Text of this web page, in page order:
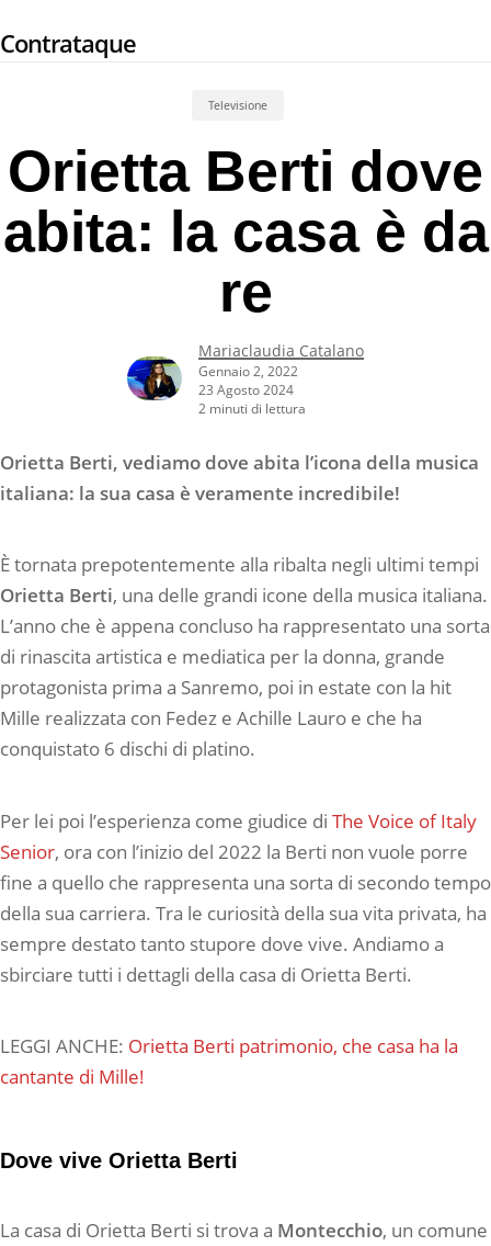
to
Contrataque
Televisione
Orietta Berti dove
abita: la casa è da
re
Mariaclaudia Catalano
Gennaio 2, 2022
23 Agosto 2024
2 minuti di lettura
Orietta Berti, vediamo dove abita l’icona della musica
italiana: la sua casa è veramente incredibile!
È tornata prepotentemente alla ribalta negli ultimi tempi
Orietta Berti, una delle grandi icone della musica italiana.
L’anno che è appena concluso ha rappresentato una sorta
di rinascita artistica e mediatica per la donna, grande
protagonista prima a Sanremo, poi in estate con la hit
Mille realizzata con Fedez e Achille Lauro e che ha
conquistato 6 dischi di platino.
Per lei poi l’esperienza come giudice di The Voice of Italy
Senior, ora con l’inizio del 2022 la Berti non vuole porre
fine a quello che rappresenta una sorta di secondo tempo
della sua carriera. Tra le curiosità della sua vita privata, ha
sempre destato tanto stupore dove vive. Andiamo a
sbirciare tutti i dettagli della casa di Orietta Berti.
LEGGI ANCHE: Orietta Berti patrimonio, che casa ha la
cantante di Mille!
Dove vive Orietta Berti
La casa di Orietta Berti si trova a Montecchio, un comune